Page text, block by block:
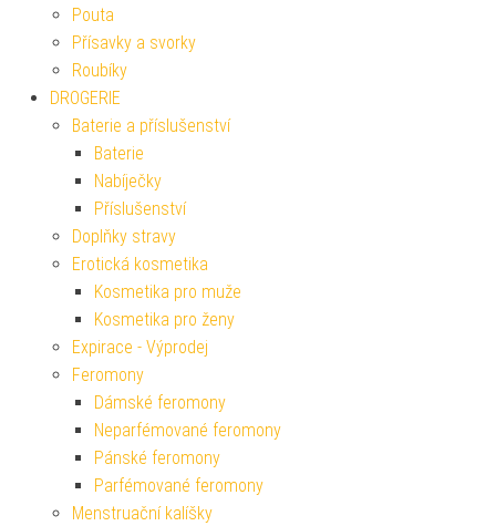
Pouta
Přísavky a svorky
Roubíky
DROGERIE
Baterie a příslušenství
Baterie
Nabíječky
Příslušenství
Doplňky stravy
Erotická kosmetika
Kosmetika pro muže
Kosmetika pro ženy
Expirace - Výprodej
Feromony
Dámské feromony
Neparfémované feromony
Pánské feromony
Parfémované feromony
Menstruační kalíšky